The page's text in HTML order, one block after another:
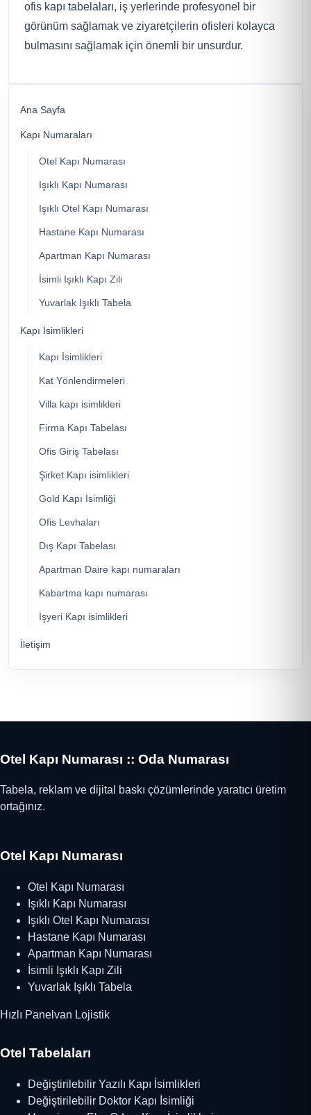
Ana Sayfa
Kapı Numaraları
Otel Kapı Numarası
Işıklı Kapı Numarası
Işıklı Otel Kapı Numarası
Hastane Kapı Numarası
Apartman Kapı Numarası
İsimli Işıklı Kapı Zili
Yuvarlak Işıklı Tabela
Kapı İsimlikleri
Kapı İsimlikleri
Kat Yönlendirmeleri
Villa kapı isimlikleri
Firma Kapı Tabelası
Ofis Giriş Tabelası
Şirket Kapı isimlikleri
Gold Kapı İsimliği
Ofis Levhaları
Dış Kapı Tabelası
Apartman Daire kapı numaraları
Kabartma kapı numarası
İşyeri Kapı isimlikleri
İletişim
ofis kapı tabelaları, iş yerlerinde profesyonel bir
görünüm sağlamak ve ziyaretçilerin ofisleri kolayca
bulmasını sağlamak için önemli bir unsurdur.
Otel Kapı Numarası :: Oda Numarası
Tabela, reklam ve dijital baskı çözümlerinde yaratıcı üretim
ortağınız.
Otel Kapı Numarası
Otel Kapı Numarası
Işıklı Kapı Numarası
Işıklı Otel Kapı Numarası
Hastane Kapı Numarası
Apartman Kapı Numarası
İsimli Işıklı Kapı Zili
Yuvarlak Işıklı Tabela
Hızlı Panelvan Lojistik
Otel Tabelaları
Değiştirilebilir Yazılı Kapı İsimlikleri
Değiştirilebilir Doktor Kapı İsimliği